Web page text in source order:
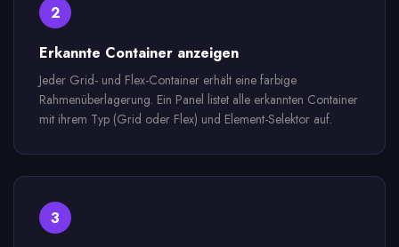
2
Erkannte Container anzeigen
Jeder Grid- und Flex-Container erhält eine farbige
Rahmenüberlagerung. Ein Panel listet alle erkannten Container
mit ihrem Typ (Grid oder Flex) und Element-Selektor auf.
3